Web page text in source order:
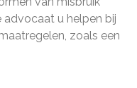
advocaat u helpen bij
zoals een